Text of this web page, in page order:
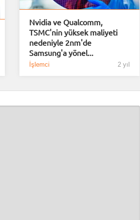
Nvidia ve Qualcomm,
TSMC'nin yüksek maliyeti
nedeniyle 2nm'de
Samsung'a yönel...
İşlemci 2 yıl